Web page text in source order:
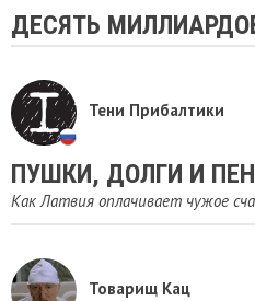
ДЕСЯТЬ
Тени Прибалтики
ПУШКИ, ДОЛГИ И
Как Латвия оплачивает чужое
Товарищ Кац